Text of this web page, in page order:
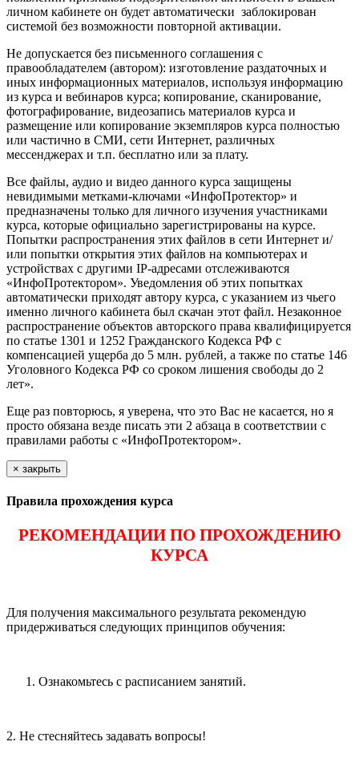
личном кабинете он будет автоматически заблокирован
системой без возможности повторной активации.
Не допускается без письменного соглашения с
правообладателем (автором): изготовление раздаточных и
иных информационных материалов, используя информацию
из курса и вебинаров курса; копирование, сканирование,
фотографирование, видеозапись материалов курса и
размещение или копирование экземпляров курса полностью
или частично в СМИ, сети Интернет, различных
мессенджерах и т.п. бесплатно или за плату.
Все файлы, аудио и видео данного курса защищены
невидимыми метками-ключами «ИнфоПротектор» и
предназначены только для личного изучения участниками
курса, которые официально зарегистрированы на курсе.
Попытки распространения этих файлов в сети Интернет и/
или попытки открытия этих файлов на компьютерах и
устройствах с другими IP-адресами отслеживаются
«ИнфоПротектором». Уведомления об этих попытках
автоматически приходят автору курса, с указанием из чьего
именно личного кабинета был скачан этот файл. Незаконное
распространение объектов авторского права квалифицируется
по статье 1301 и 1252 Гражданского Кодекса РФ с
компенсацией ущерба до 5 млн. рублей, а также по статье 146
Уголовного Кодекса РФ со сроком лишения свободы до 2
лет».
Еще раз повторюсь, я уверена, что это Вас не касается, но я
просто обязана везде писать эти 2 абзаца в соответствии с
правилами работы с «ИнфоПротектором».
× закрыть
Правила прохождения курса
РЕКОМЕНДАЦИИ ПО ПРОХОЖДЕНИЮ
КУРСА
Для получения максимального результата рекомендую
придерживаться следующих принципов обучения:
Ознакомьтесь с расписанием занятий.
2. Не стесняйтесь задавать вопросы!